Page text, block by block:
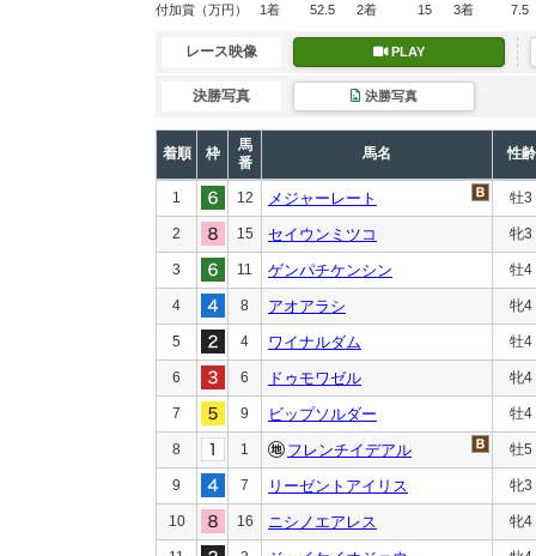
付加賞 （万円） 1着 52.5 2着 15 3着 7.5
レース映像 PLAY
決勝写真 決勝写真
着順 枠
馬
番
馬名 性齢
1 12 メジャーレート 牡3
2 15 セイウンミツコ 牝3
3 11 ゲンパチケンシン 牡4
4 8 アオアラシ 牝4
5 4 ワイナルダム 牡4
6 6 ドゥモワゼル 牝4
7 9 ビップソルダー 牡4
8 1 フレンチイデアル 牡5
9 7 リーゼントアイリス 牝3
10 16 ニシノエアレス 牝4